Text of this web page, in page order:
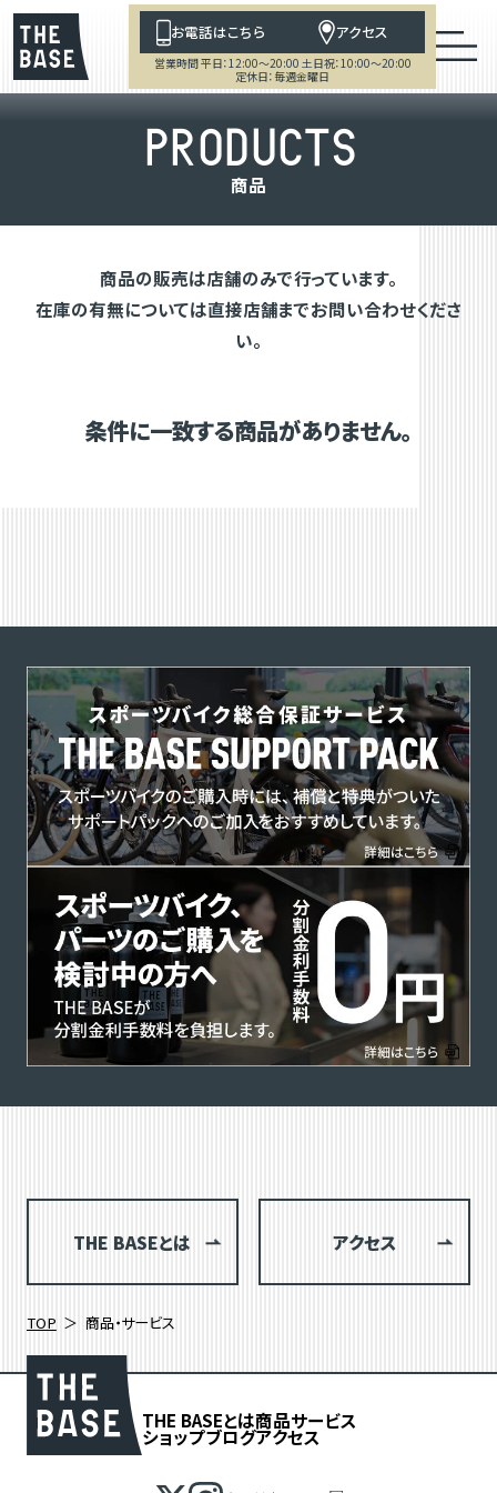
お電話はこちら アクセス
営業時間 平日：12:00～20:00 土日祝：10:00～20:00
定休日：毎週金曜日
PRODUCTS
商品
商品の販売は店舗のみで行っています。
在庫の有無については直接店舗までお問い合わせくださ
い。
条件に一致する商品がありません。
THE BASEとは アクセス
TOP 商品・サービス
THE BASEとは商品サービス
ショップブログアクセス